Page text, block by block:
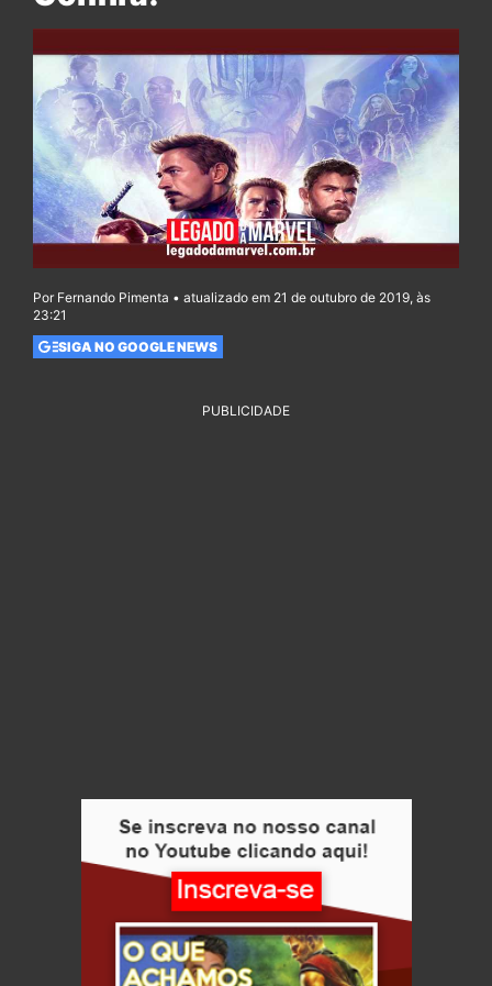
Por Fernando Pimenta • atualizado em 21 de outubro de 2019, às
23:21
SIGA NO GOOGLE NEWS
PUBLICIDADE